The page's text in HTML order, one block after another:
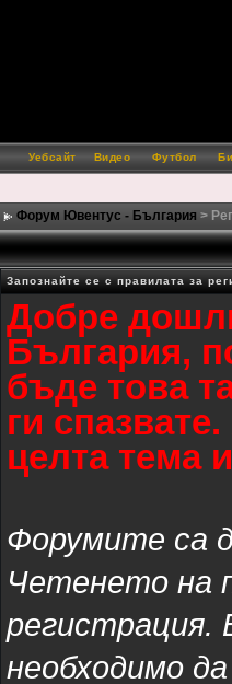
Уебсайт Видео Футбол
Форум Ювентус - България >
Запознайте се с правилата за
Добре
България,
бъде това
ги
целта тема
Форумите са
Четенето на
регистрация.
необходимо